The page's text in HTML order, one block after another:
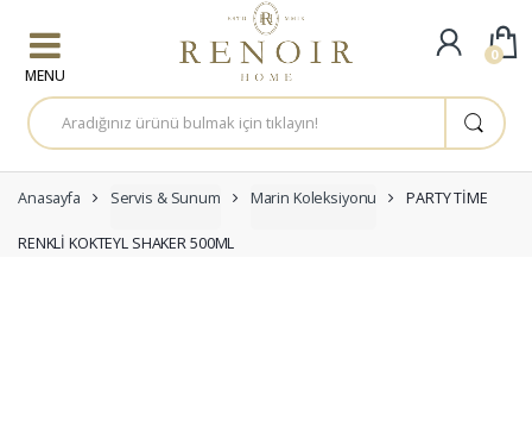
A
r
a
a
:
Anasayfa Servis & Sunum Marin Koleksiyonu PARTY TİME
RENKLİ KOKTEYL SHAKER 500ML
0